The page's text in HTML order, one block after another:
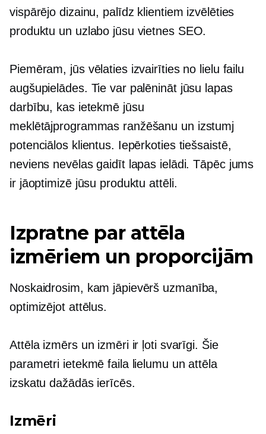
vispārējo dizainu, palīdz klientiem izvēlēties
produktu un uzlabo jūsu vietnes SEO.
Piemēram, jūs vēlaties izvairīties no lielu failu
augšupielādes. Tie var palēnināt jūsu lapas
darbību, kas ietekmē jūsu
meklētājprogrammas ranžēšanu un izstumj
potenciālos klientus. Iepērkoties tiešsaistē,
neviens nevēlas gaidīt lapas ielādi. Tāpēc jums
ir jāoptimizē jūsu produktu attēli.
Izpratne par attēla
izmēriem un proporcijām
Noskaidrosim, kam jāpievērš uzmanība,
optimizējot attēlus.
Attēla izmērs un izmēri ir ļoti svarīgi. Šie
parametri ietekmē faila lielumu un attēla
izskatu dažādās ierīcēs.
Izmēri